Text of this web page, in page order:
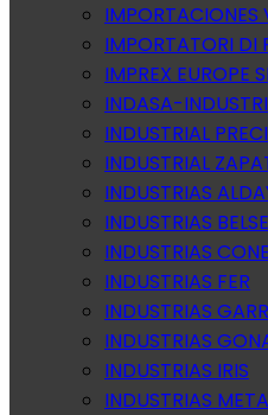
IMPORTACIONES
IMPORTATORI DI
IMPREX EUROPE
INDASA-
INDUSTRIAL
INDUSTRIAL
INDUSTRIAS
INDUSTRIAS
INDUSTRIAS
INDUSTRIAS FER
INDUSTRIAS
INDUSTRIAS
INDUSTRIAS IRIS
INDUSTRIAS